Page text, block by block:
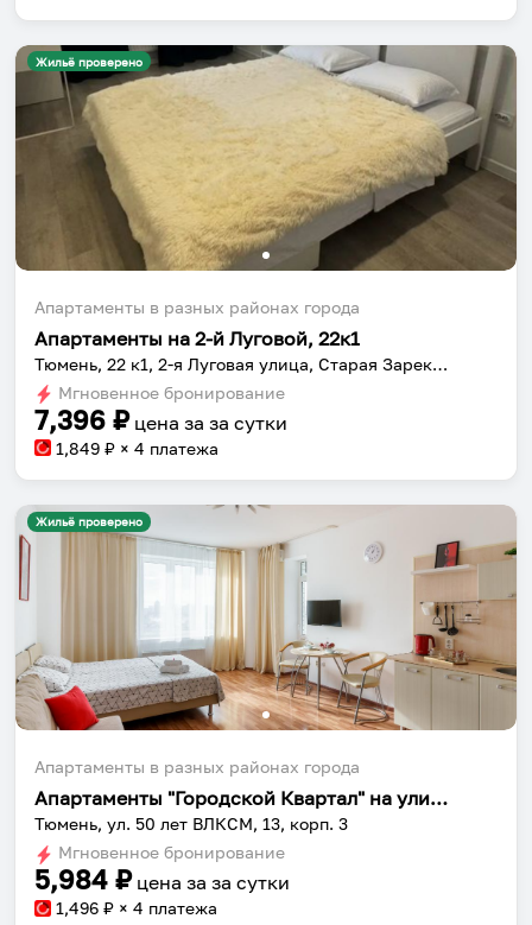
Жильё проверено
Апартаменты в разных районах города
Апартаменты на 2-й Луговой, 22к1
Тюмень, 22 к1, 2-я Луговая улица, Старая Зарека, Центральный административный округ, Тюмень, Муниципальное образование город Тюмень, Тюменская область, Уральский федеральный округ, 625000, Россия
Мгновенное бронирование
7,396 ₽ цена за за сутки
1,849 ₽ × 4 платежа
Жильё проверено
Апартаменты в разных районах города
Апартаменты "Городской Квартал" на улице 50 лет ВЛКСМ 13 корпус 3
Тюмень, ул. 50 лет ВЛКСМ, 13, корп. 3
Мгновенное бронирование
5,984 ₽ цена за за сутки
1,496 ₽ × 4 платежа
Собери путешествие без сложностей
Сохраняй места, повторяй маршруты, находи
компанию и бронируй жильё в одном
приложении.
Установить приложение